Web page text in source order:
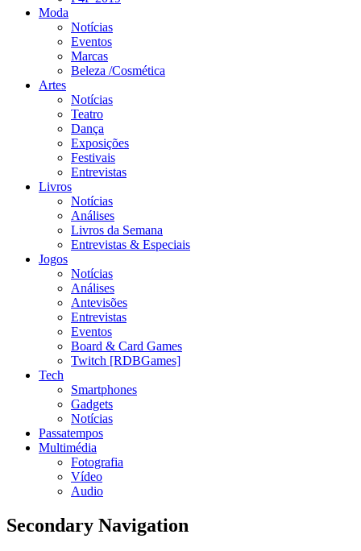
Moda
Notícias
Eventos
Marcas
Beleza /Cosmética
Artes
Notícias
Teatro
Dança
Exposições
Festivais
Entrevistas
Livros
Notícias
Análises
Livros da Semana
Entrevistas & Especiais
Jogos
Notícias
Análises
Antevisões
Entrevistas
Eventos
Board & Card Games
Twitch [RDBGames]
Tech
Smartphones
Gadgets
Notícias
Passatempos
Multimédia
Fotografia
Vídeo
Audio
Secondary Navigation